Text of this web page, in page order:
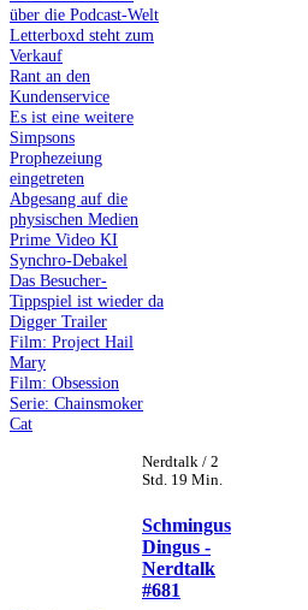
über die Podcast-Welt
Letterboxd steht zum
Verkauf
Rant an den
Kundenservice
Es ist eine weitere
Simpsons
Prophezeiung
eingetreten
Abgesang auf die
physischen Medien
Prime Video KI
Synchro-Debakel
Das Besucher-
Tippspiel ist wieder da
Digger Trailer
Film: Project Hail
Mary
Film: Obsession
Serie: Chainsmoker
Cat
Nerdtalk / 2
Std. 19 Min.
Schmingus
Dingus -
Nerdtalk
#681